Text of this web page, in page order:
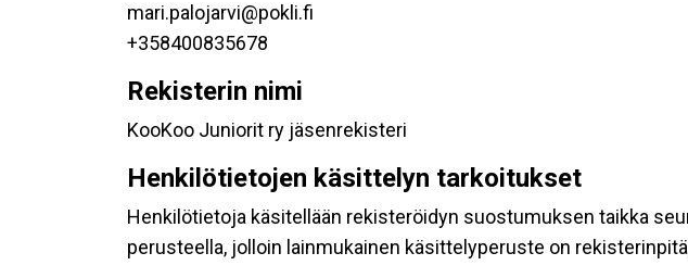
mari.palojarvi@pokli.fi
+358400835678
Rekisterin nimi
KooKoo Juniorit ry jäsenrekisteri
Henkilötietojen käsittelyn tarkoitukset
Henkilötietoja käsitellään rekisteröidyn suostumuksen taikka
perusteella, jolloin lainmukainen käsittelyperuste on